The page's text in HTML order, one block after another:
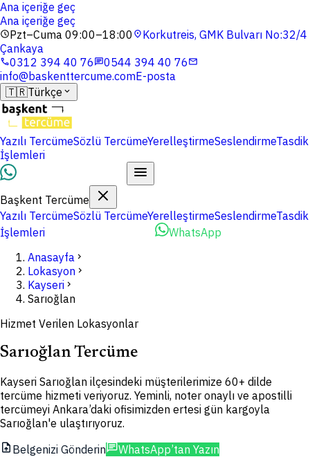
Ana içeriğe geç
Ana içeriğe geç
schedulePzt–Cuma 09:00–18:00 location_onKorkutreis, GMK Bulvarı No:32/4
Çankaya
phone0312 394 40 76chat0544 394 40 76mail
info@baskenttercume.comE-posta
🇹🇷Türkçe expand_more
Yazılı TercümeSözlü TercümeYerelleştirmeSeslendirmeTasdik
İşlemleri
Başkent Tercüme
Yazılı TercümeSözlü TercümeYerelleştirmeSeslendirmeTasdik
İşlemleri
WhatsApp
Anasayfa chevron_right
Lokasyon chevron_right
Kayseri chevron_right
Sarıoğlan
Hizmet Verilen Lokasyonlar
Sarıoğlan Tercüme
Kayseri Sarıoğlan ilçesindeki müşterilerimize 60+ dilde
tercüme hizmeti veriyoruz. Yeminli, noter onaylı ve apostilli
tercümeyi Ankara’daki ofisimizden ertesi gün kargoyla
Sarıoğlan'e ulaştırıyoruz.
upload_file Belgenizi GönderinchatWhatsApp’tan Yazın